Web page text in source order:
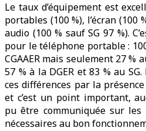
Le taux d’équipement est
portables (100 %), l’écran (100
audio (100 % sauf SG 97 %).
pour le téléphone portable :
CGAAER mais seulement 27 %
57 % à la DGER et 83 % au
ces différences par la
et c’est un point important,
pu être communiquée sur les
nécessaires au bon